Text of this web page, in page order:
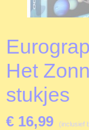
Het
stukjes
€ 16,99 (inclusief